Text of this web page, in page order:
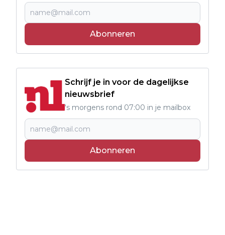
Abonneren
Schrijf je in voor de dagelijkse
nieuwsbrief
's morgens rond 07:00 in je mailbox
Abonneren